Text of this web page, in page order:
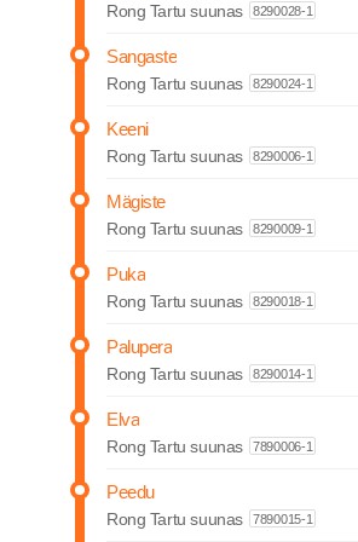
Rong Tartu suunas 8290028-1
Sangaste
Rong Tartu suunas 8290024-1
Keeni
Rong Tartu suunas 8290006-1
Mägiste
Rong Tartu suunas 8290009-1
Puka
Rong Tartu suunas 8290018-1
Palupera
Rong Tartu suunas 8290014-1
Elva
Rong Tartu suunas 7890006-1
Peedu
Rong Tartu suunas 7890015-1